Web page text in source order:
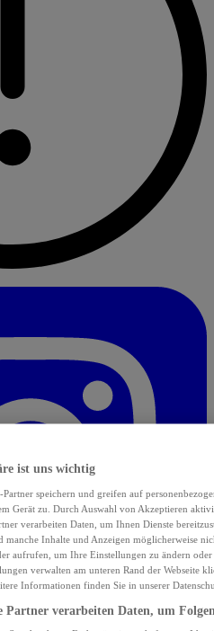
ist uns wichtig
-Partner speichern und greifen auf
Gerät zu. Durch Auswahl von Akzeptieren
verarbeiten Daten, um Ihnen Dienste
manche Inhalte und Anzeigen möglicherweise
aufrufen, um Ihre Einstellungen zu ändern
verwalten am unteren Rand der Webseite
Informationen finden Sie in unserer
Partner verarbeiten Daten, um